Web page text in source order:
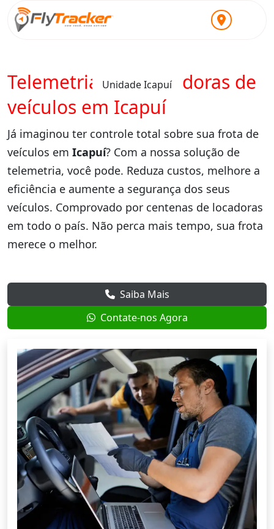
Unidade Icapuí
Telemetria para locadoras de
veículos em Icapuí
Já imaginou ter controle total sobre sua frota de
veículos em Icapuí? Com a nossa solução de
telemetria, você pode. Reduza custos, melhore a
eficiência e aumente a segurança dos seus
veículos. Comprovado por centenas de locadoras
em todo o país. Não perca mais tempo, sua frota
merece o melhor.
Saiba Mais
Contate-nos Agora